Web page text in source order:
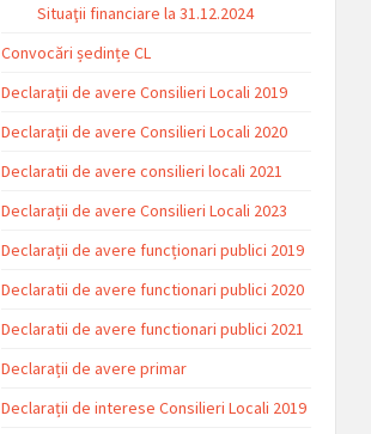
Situaţii financiare la 31.12.2024
Convocări ședințe CL
Declarații de avere Consilieri Locali 2019
Declarații de avere Consilieri Locali 2020
Declaratii de avere consilieri locali 2021
Declarații de avere Consilieri Locali 2023
Declarații de avere funcționari publici 2019
Declaratii de avere functionari publici 2020
Declaratii de avere functionari publici 2021
Declarații de avere primar
Declarații de interese Consilieri Locali 2019